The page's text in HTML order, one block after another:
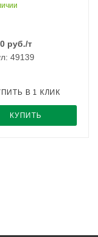
руб./т
49139
КУПИТЬ
В 1 КЛИК